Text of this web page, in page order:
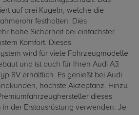
auf drei Kugeln, welche die
festhalten. Dies
hohe Sicherheit bei einfachster
Komfort. Dieses
wird für viele Fahrzeugmodelle
und ist auch für Ihren Audi A3
8V erhältlich. Es genießt bei Audi
höchste Akzeptanz. Hinzu
dieses
der Erstausrüstung verwenden. Je